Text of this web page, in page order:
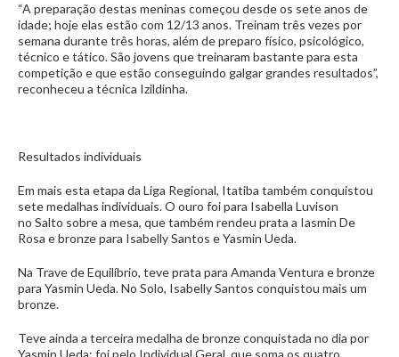
“A preparação destas meninas começou desde os sete anos de
idade; hoje elas estão com 12/13 anos. Treinam três vezes por
semana durante três horas, além de preparo físico, psicológico,
técnico e tático. São jovens que treinaram bastante para esta
competição e que estão conseguindo galgar grandes resultados”,
reconheceu a técnica Izildinha.
Resultados individuais
Em mais esta etapa da Liga Regional, Itatiba também conquistou
sete medalhas individuais. O ouro foi para Isabella Luvison
no Salto sobre a mesa, que também rendeu prata a Iasmin De
Rosa e bronze para Isabelly Santos e Yasmin Ueda.
Na Trave de Equilíbrio, teve prata para Amanda Ventura e bronze
para Yasmin Ueda. No Solo, Isabelly Santos conquistou mais um
bronze.
Teve ainda a terceira medalha de bronze conquistada no dia por
Yasmin Ueda: foi pelo Individual Geral, que soma os quatro